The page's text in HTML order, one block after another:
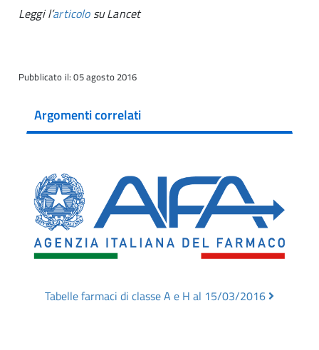
Leggi l’articolosu Lancet
Pubblicato il: 05 agosto 2016
Argomenti correlati
Tabelle farmaci di classe A e H al 15/03/2016